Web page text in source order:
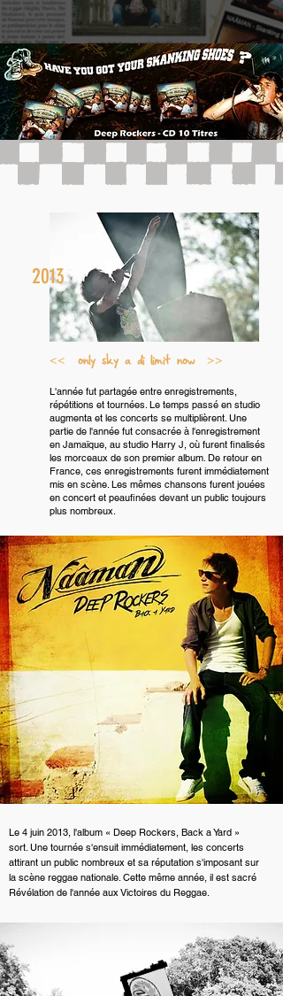
2013
<< only sky a di limit now >>
L'année fut partagée entre enregistrements,
répétitions et tournées. Le temps passé en studio
augmenta et les concerts se multiplièrent. Une
partie de l'année fut consacrée à l'enregistrement
en Jamaïque, au studio Harry J, où furent finalisés
les morceaux de son premier album. De retour en
France, ces enregistrements furent immédiatement
mis en scène. Les mêmes chansons furent jouées
en concert et peaufinées devant un public toujours
plus nombreux.
Le 4 juin 2013, l'album « Deep Rockers, Back a Yard »
sort. Une tournée s'ensuit immédiatement, les concerts
attirant un public nombreux et sa réputation s'imposant sur
la scène reggae nationale. Cette même année, il est sacré
Révélation de l'année aux Victoires du Reggae.